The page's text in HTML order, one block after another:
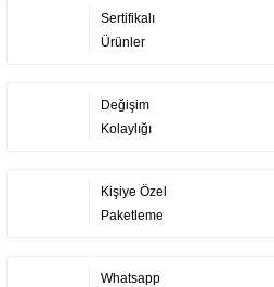
Sertifikalı
Ürünler
Değişim
Kolaylığı
Kişiye Özel
Paketleme
Whatsapp